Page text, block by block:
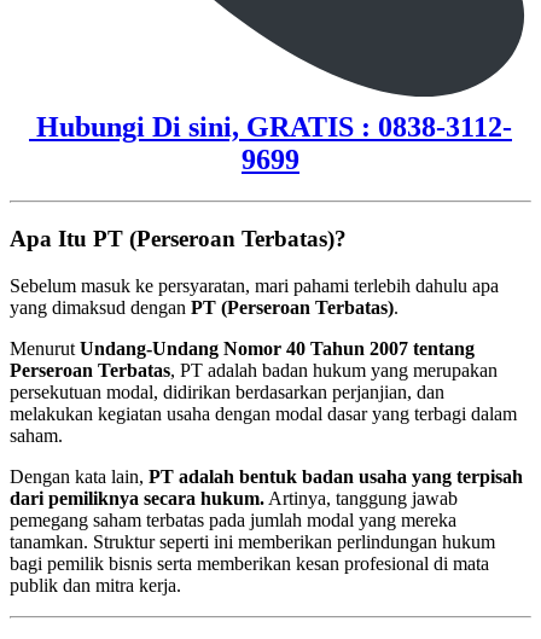
Hubungi Di sini, GRATIS : 0838-3112-
9699
Apa Itu PT (Perseroan Terbatas)?
Sebelum masuk ke persyaratan, mari pahami terlebih dahulu apa
yang dimaksud dengan PT (Perseroan Terbatas).
Menurut Undang-Undang Nomor 40 Tahun 2007 tentang
Perseroan Terbatas, PT adalah badan hukum yang merupakan
persekutuan modal, didirikan berdasarkan perjanjian, dan
melakukan kegiatan usaha dengan modal dasar yang terbagi dalam
saham.
Dengan kata lain, PT adalah bentuk badan usaha yang terpisah
dari pemiliknya secara hukum. Artinya, tanggung jawab
pemegang saham terbatas pada jumlah modal yang mereka
tanamkan. Struktur seperti ini memberikan perlindungan hukum
bagi pemilik bisnis serta memberikan kesan profesional di mata
publik dan mitra kerja.